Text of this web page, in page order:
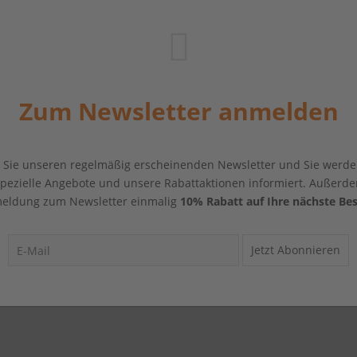
Zum Newsletter anmelden
unseren regelmäßig erscheinenden Newsletter und Sie
Angebote und unsere Rabattaktionen informiert.
zum Newsletter einmalig 10% Rabatt auf Ihre nächste
Jetzt Abonnieren